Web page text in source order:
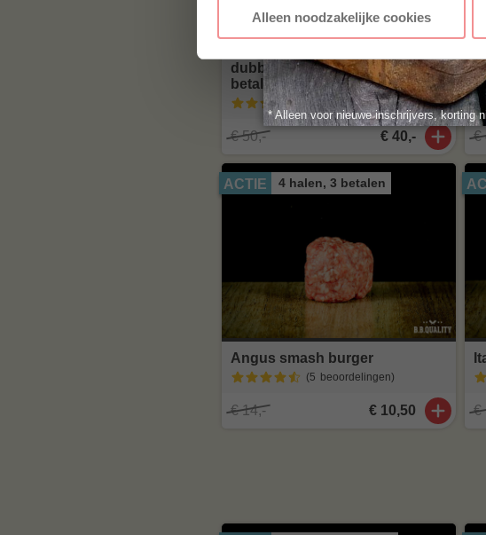
Alleen noodzakelijke cookies
dubbeldoel, 10 halen 8
betalen
(5 beoordelingen)
€ 50,- € 40,-
6
€
ACTIE 4 halen, 3 betalen
Angus smash burger
(5 beoordelingen)
€ 14,- € 10,50 €
* Alleen voor nieuwe inschrijvers, korting